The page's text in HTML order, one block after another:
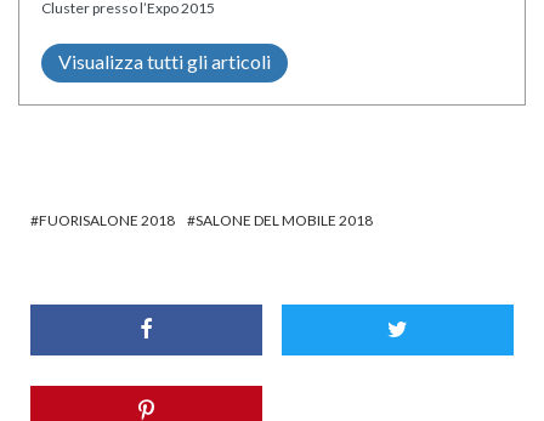
Cluster presso l’Expo 2015
Visualizza tutti gli articoli
FUORISALONE 2018 SALONE DEL MOBILE 2018